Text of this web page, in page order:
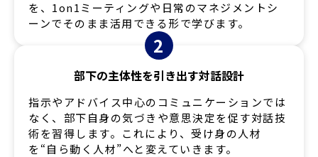
を、1on1ミーティングや日常のマネジメントシ
ーンでそのまま活用できる形で学びます。
2
部下の主体性を引き出す対話設計
指示やアドバイス中心のコミュニケーションでは
なく、部下自身の気づきや意思決定を促す対話技
術を習得します。これにより、受け身の人材
を“自ら動く人材”へと変えていきます。